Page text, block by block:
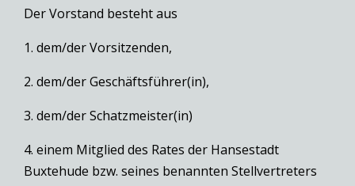
Der Vorstand besteht aus
1. dem/der Vorsitzenden,
2. dem/der Geschäftsführer(in),
3. dem/der Schatzmeister(in)
4. einem Mitglied des Rates der Hansestadt
Buxtehude bzw. seines benannten Stellvertreters